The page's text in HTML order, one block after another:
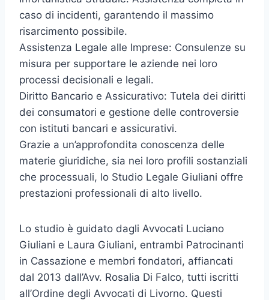
caso di incidenti, garantendo il massimo
risarcimento possibile.
Assistenza Legale alle Imprese: Consulenze su
misura per supportare le aziende nei loro
processi decisionali e legali.
Diritto Bancario e Assicurativo: Tutela dei diritti
dei consumatori e gestione delle controversie
con istituti bancari e assicurativi.
Grazie a un’approfondita conoscenza delle
materie giuridiche, sia nei loro profili sostanziali
che processuali, lo Studio Legale Giuliani offre
prestazioni professionali di alto livello.
Lo studio è guidato dagli Avvocati Luciano
Giuliani e Laura Giuliani, entrambi Patrocinanti
in Cassazione e membri fondatori, affiancati
dal 2013 dall’Avv. Rosalia Di Falco, tutti iscritti
all’Ordine degli Avvocati di Livorno. Questi